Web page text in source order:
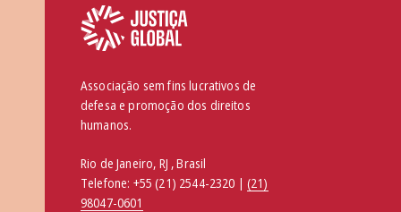
Associação sem fins lucrativos de
defesa e promoção dos direitos
humanos.
Rio de Janeiro, RJ , Brasil
Telefone: +55 (21) 2544-2320 | (21)
98047-0601